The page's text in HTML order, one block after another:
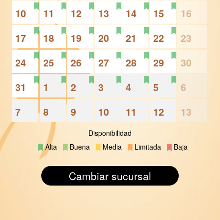
10
11 12 13 14 15
16
17
18 19 20 21 22
23
24
25 26 27 28 29
30
31
1 2 3 4 5
6
7
8 9 10 11 12 13
Disponibilidad
Alta
Buena Media Limitada Baja
Cambiar sucursal